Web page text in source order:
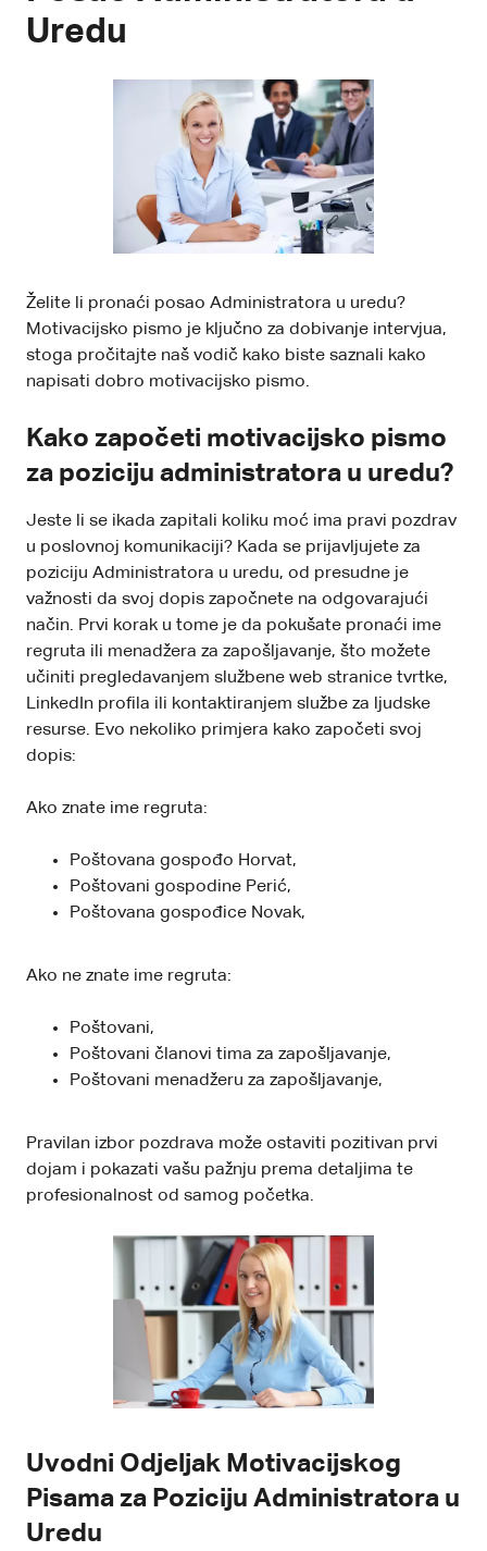
Uredu
Želite li pronaći posao Administratora u uredu?
Motivacijsko pismo je ključno za dobivanje intervjua,
stoga pročitajte naš vodič kako biste saznali kako
napisati dobro motivacijsko pismo.
Kako započeti motivacijsko pismo
za poziciju administratora u uredu?
Jeste li se ikada zapitali koliku moć ima pravi pozdrav
u poslovnoj komunikaciji? Kada se prijavljujete za
poziciju Administratora u uredu, od presudne je
važnosti da svoj dopis započnete na odgovarajući
način. Prvi korak u tome je da pokušate pronaći ime
regruta ili menadžera za zapošljavanje, što možete
učiniti pregledavanjem službene web stranice tvrtke,
LinkedIn profila ili kontaktiranjem službe za ljudske
resurse. Evo nekoliko primjera kako započeti svoj
dopis:
Ako znate ime regruta:
Poštovana gospođo Horvat,
Poštovani gospodine Perić,
Poštovana gospođice Novak,
Ako ne znate ime regruta:
Poštovani,
Poštovani članovi tima za zapošljavanje,
Poštovani menadžeru za zapošljavanje,
Pravilan izbor pozdrava može ostaviti pozitivan prvi
dojam i pokazati vašu pažnju prema detaljima te
profesionalnost od samog početka.
Uvodni Odjeljak Motivacijskog
Pisama za Poziciju Administratora u
Uredu